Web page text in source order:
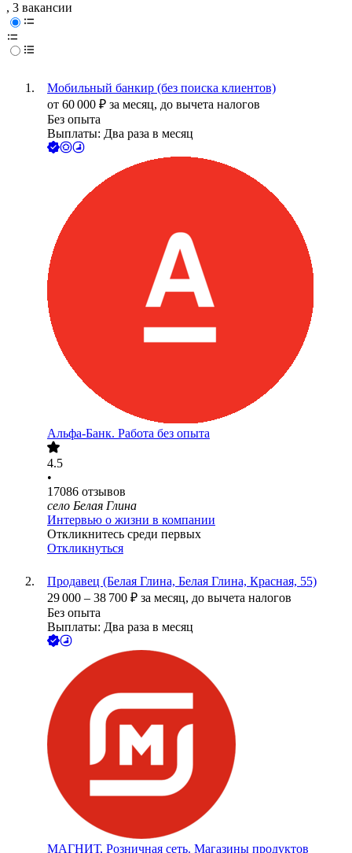
, 3 вакансии
Мобильный банкир (без поиска клиентов)
от 60 000 ₽ за месяц, до вычета налогов
Без опыта
Выплаты: Два раза в месяц
Альфа-Банк. Работа без опыта
4.5
•
17086 отзывов
село Белая Глина
Интервью о жизни в компании
Откликнитесь среди первых
Откликнуться
Продавец (Белая Глина, Белая Глина, Красная, 55)
29 000 – 38 700 ₽ за месяц, до вычета налогов
Без опыта
Выплаты: Два раза в месяц
МАГНИТ, Розничная сеть. Магазины продуктов